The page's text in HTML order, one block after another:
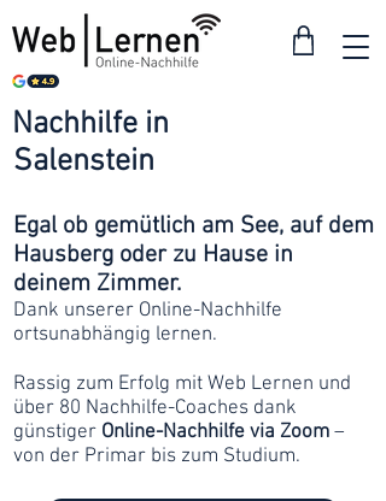
Salenstein
Nachhilfe in
Egal ob gemütlich am See, auf dem
Hausberg oder zu Hause in
deinem Zimmer.
Dank unserer Online-Nachhilfe
ortsunabhängig lernen.
Rassig zum Erfolg mit Web Lernen und
über 80 Nachhilfe-Coaches dank
günstiger Online-Nachhilfe via Zoom –
von der Primar bis zum Studium.